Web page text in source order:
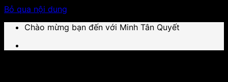
Bỏ qua nội dung
Chào mừng bạn đến với Minh Tân Quyết